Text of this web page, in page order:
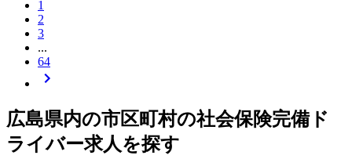
1
2
3
...
64
広島県内の市区町村の社会保険完備ド
ライバー求人を探す